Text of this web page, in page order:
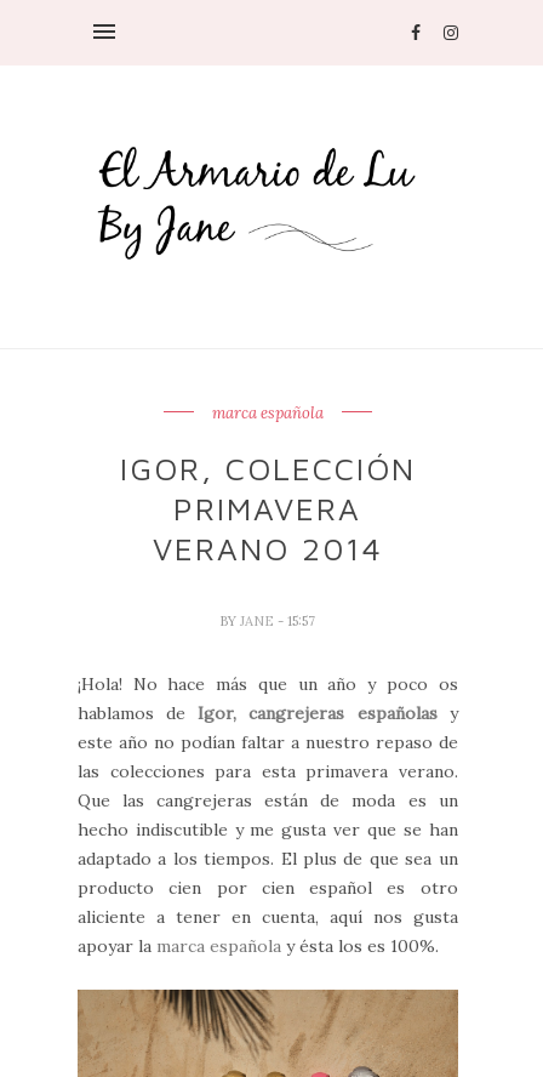
marca española
IGOR, COLECCIÓN
PRIMAVERA
VERANO 2014
BYJANE - 15:57
¡Hola! No hace más que un año y poco os
hablamos deIgor, cangrejeras españolasy
este año no podían faltar a nuestro repaso de
las colecciones para esta primavera verano.
Que las cangrejeras están de moda es un
hecho indiscutible y me gusta ver que se han
adaptado a los tiempos. El plus de que sea un
producto cien por cien español es otro
aliciente a tener en cuenta, aquí nos gusta
apoyar la marca española y ésta los es 100%.